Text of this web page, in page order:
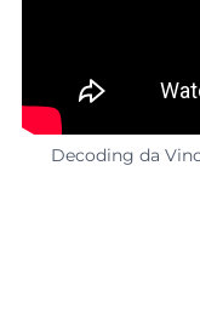
Decoding da